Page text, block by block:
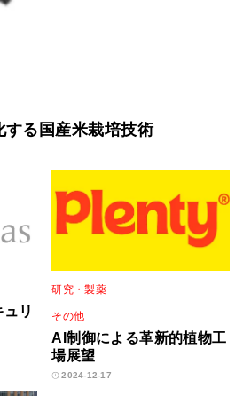
する国産米栽培技術
リ
研究・製薬
その他
AI制御による革新的植物工
場展望
2024-12-17